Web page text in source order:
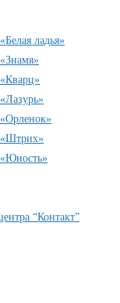
ладья»
«Штрих»
«Юность»
“Контакт”